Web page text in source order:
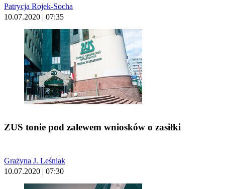
Patrycja Rojek-Socha
10.07.2020 | 07:35
ZUS tonie pod zalewem wniosków o zasiłki
Grażyna J. Leśniak
10.07.2020 | 07:30